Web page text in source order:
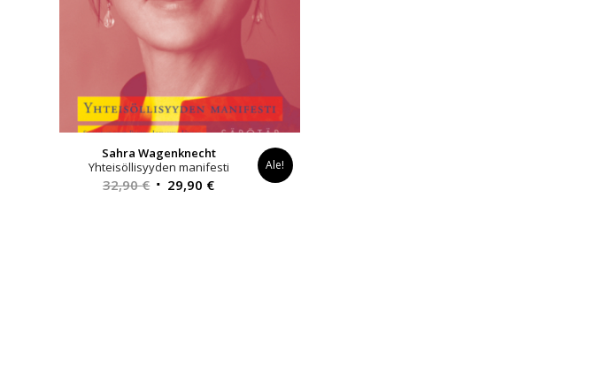
Sahra Wagenknecht
Yhteisöllisyyden manifesti
32,90€ Alkuperäinen
29,90 €Nykyinen
Ale!